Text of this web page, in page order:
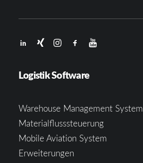
Logistik Software
Warehouse Management System
Materialflusssteuerung
Mobile Aviation System
Erweiterungen